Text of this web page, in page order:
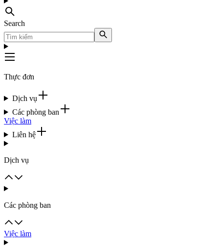
Search
Thực đơn
Dịch vụ
Các phòng ban
Việc làm
Liên hệ
Dịch vụ
Các phòng ban
Việc làm